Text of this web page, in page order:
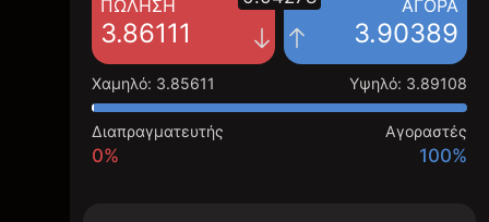
ΠΏΛΗΣΗ
3.86111
ΑΓΟΡΆ
3.90389
Χαμηλό: 3.85611 Υψηλό: 3.89108
Διαπραγματευτής
0%
Αγοραστές
100%